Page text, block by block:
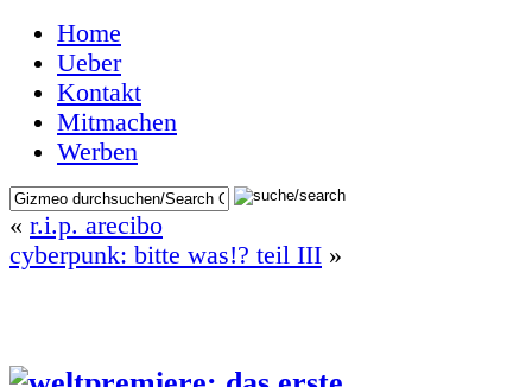
Home
Ueber
Kontakt
Mitmachen
Werben
« r.i.p. arecibo
cyberpunk: bitte was!? teil III »